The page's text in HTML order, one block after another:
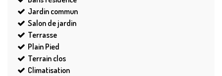
Jardin commun
Salon de jardin
Terrasse
Plain Pied
Terrain clos
Climatisation